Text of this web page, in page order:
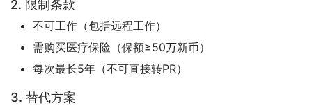
2. 限制条款
不可工作（包括远程工作）
需购买医疗保险（保额≥50万新币）
每次最长5年（不可直接转PR）
3. 替代方案